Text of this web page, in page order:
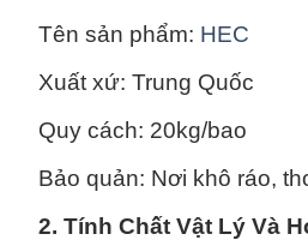
Tên sản phẩm: HEC
Xuất xứ: Trung Quốc
Quy cách: 20kg/bao
Bảo quản: Nơi khô ráo,
2. Tính Chất Vật Lý Và